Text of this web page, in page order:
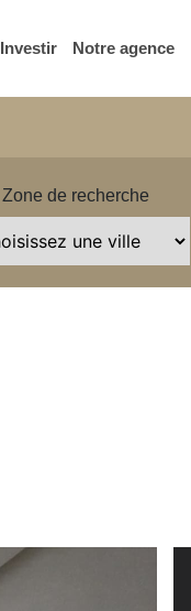
Investir Notre agence
Zone de recherche